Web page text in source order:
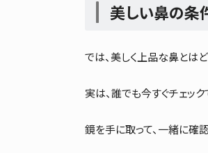
美しい鼻の条
では、美しく上品な鼻とは
実は、誰でも今すぐチェッ
鏡を手に取って、一緒に確認